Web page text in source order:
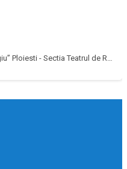
- Sectia Teatrul de Revista „Majestic”